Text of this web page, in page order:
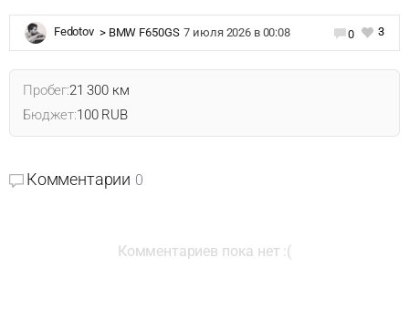
Fedotov > BMW F650GS 7 июля 2026 в 00:08 0 3
Пробег:21 300 км
Бюджет:100 RUB
Комментарии 0
Комментариев пока нет :(